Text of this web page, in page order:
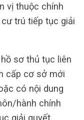
vị thuộc chính
trú tiếp tục giải
sơ thủ tục liên
cấp cơ sở mới
có nội dung
hành chính
giải quyết.